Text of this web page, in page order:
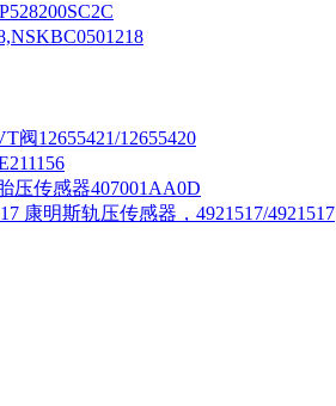
阀12655421/12655420
压传感器407001AA0D
康明斯轨压传感器，4921517/4921517